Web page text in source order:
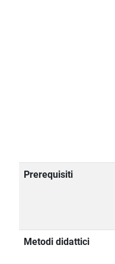
Prerequisiti
Metodi didattici